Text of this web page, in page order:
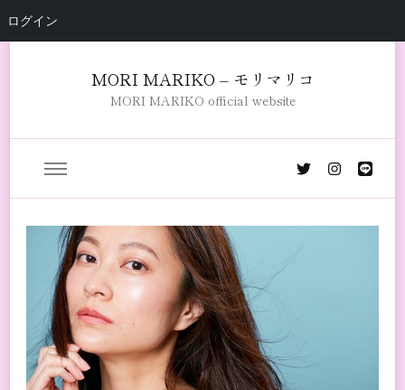
ログイン
MORI MARIKO – モリマリコ
MORI MARIKO official website